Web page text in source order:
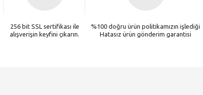
256 bit SSL sertifikası ile
alışverişin keyfini çıkarın.
%100 doğru ürün politikamızın işlediği
Hatasız ürün gönderim garantisi